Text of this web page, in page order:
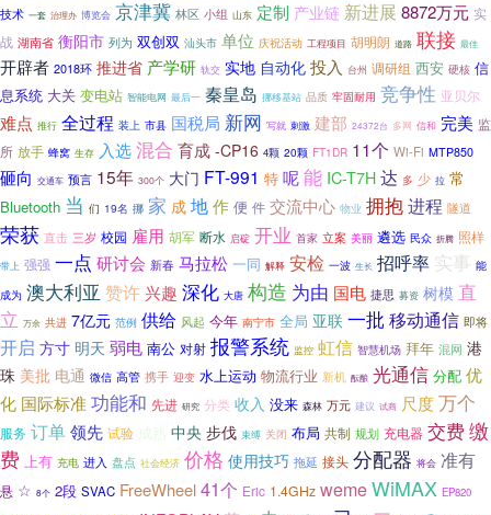
技术 一套 治理办 博览会 京津冀 林区 小组 山东 定制 产业链 新进展 8872万元 实
战 湖南省 衡阳市 列为 双创双 汕头市 单位 庆祝活动 工程项目 胡明朗 道路 联接 最佳
开辟者 2018环 推进省 产学研 轨交 实地 自动化 投入 台州 调研组 西安 硬核 信
息系统 大关 变电站 智能电网 最后一 秦皇岛 挪移基站 品质 牢固耐用 竞争性 亚贝尔
难点 推行 全过程 装上 市县 国税局 新网 写就 刺激 建部 24372台 多网 信和 完美 监
所 放手 蜂窝 生存 入选混合 育成 -CP16 4颗 20颗 FT1DR 11个 Wi-Fi MTP850
砸向 交通车 预言 15年 300个 大门 FT-991 特 呢能 IC-T7H 达 多 少 拉 常
Bluetooth 当 们 19名 挪 家 成 地作 便 件 交流中心 物业 拥抱进程 隧道
荣获 直击 三岁 校园 雇用 胡军 断水 启碇 开业 首家 立案 美丽 遴选 民众 折腾 照样
带上 强强 一点 研讨会 新春 马拉松 一同 解释 安检 一波 生长 招呼率 实事 能
成为 澳大利亚 赞许 兴趣 深化 大唐 构造 为由 国电 捷思 募资 树模 直
立 万余 共进 7亿元 范例 供给 风起 今年 南宁市 全局 亚联 一批移动通信 即将
开启 方寸 明天 弱电 南公 对射 报警系统 监控 虹信 智慧机场 拜年 混网 港
珠 美批 电通 微信 高管 携手 迎变 水上运动 物流行业 新机 酝酿 光通信 分配 优
化 国际标准功能和 先进 研究 分类 收入 没来 森林 万元 建议 试商 尺度万个
服务 订单领先 试验 成熟 中央 步伐 束缚 关闭 布局 共制 规划 充电器 交费缴
费 上有 充电 进入 盘点 社会经济 价格 使用技巧 拖延 接头 分配器 将会 准有
悬 ☆ 8个 2段 SVAC FreeWheel41个 Eric 1.4GHz wemeWiMAX EP820